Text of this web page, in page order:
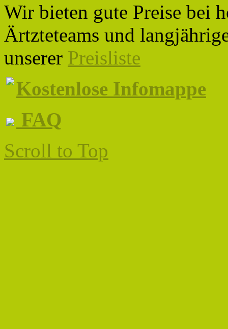
Wir bieten gute Preise bei
Ärtzteteams und
unserer Preisliste
Kostenlose Infomappe
FAQ
Scroll to Top